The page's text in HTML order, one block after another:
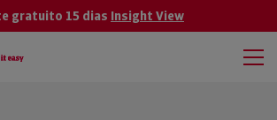
gratuito 15 dias Insight View